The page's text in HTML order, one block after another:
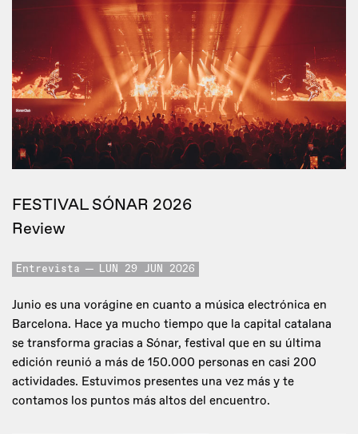
FESTIVAL SÓNAR 2026
Review
Entrevista LUN 29 JUN 2026
Junio es una vorágine en cuanto a música electrónica en
Barcelona. Hace ya mucho tiempo que la capital catalana
se transforma gracias a Sónar, festival que en su última
edición reunió a más de 150.000 personas en casi 200
actividades. Estuvimos presentes una vez más y te
contamos los puntos más altos del encuentro.